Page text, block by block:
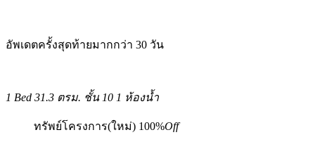
อัพเดตครั้งสุดท้ายมากกว่า 30 วัน
1 Bed 31.3 ตรม. ชั้น 10 1 ห้องน้ำ
ทรัพย์โครงการ(ใหม่) 100%Off